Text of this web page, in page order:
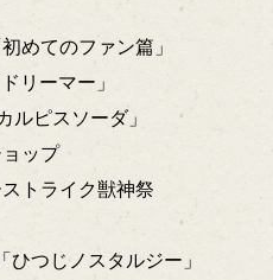
めてのファン篇」
リーマー」
ルピスソーダ」
ップ
トライク獣神祭
ひつじノスタルジー」